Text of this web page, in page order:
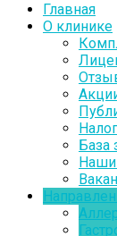
Главная
О клинике
База
Наши